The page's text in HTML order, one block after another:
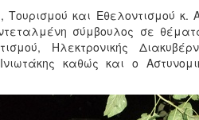
Τουρισμού και Εθελοντισμού
σύμβουλος σε
Ηλεκτρονικής
καθώς και ο